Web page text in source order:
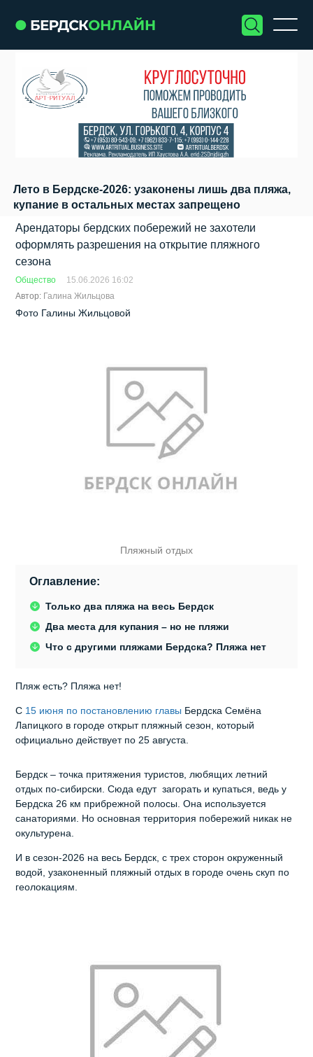
Лето в Бердске-2026: узаконены лишь два пляжа,
купание в остальных местах запрещено
Арендаторы бердских побережий не захотели
оформлять разрешения на открытие пляжного
сезона
Общество
15.06.2026 16:02
Автор: Галина Жильцова
Фото Галины Жильцовой
Пляжный отдых
Оглавление:
Только два пляжа на весь Бердск
Два места для купания – но не пляжи
Что с другими пляжами Бердска? Пляжа нет
Пляж есть? Пляжа нет!
С 15 июня по постановлению главы Бердска Семёна
Лапицкого в городе открыт пляжный сезон, который
официально действует по 25 августа.
Бердск – точка притяжения туристов, любящих летний
отдых по-сибирски. Сюда едут загорать и купаться, ведь у
Бердска 26 км прибрежной полосы. Она используется
санаториями. Но основная территория побережий никак не
окультурена.
И в сезон-2026 на весь Бердск, с трех сторон окруженный
водой, узаконенный пляжный отдых в городе очень скуп по
геолокациям.